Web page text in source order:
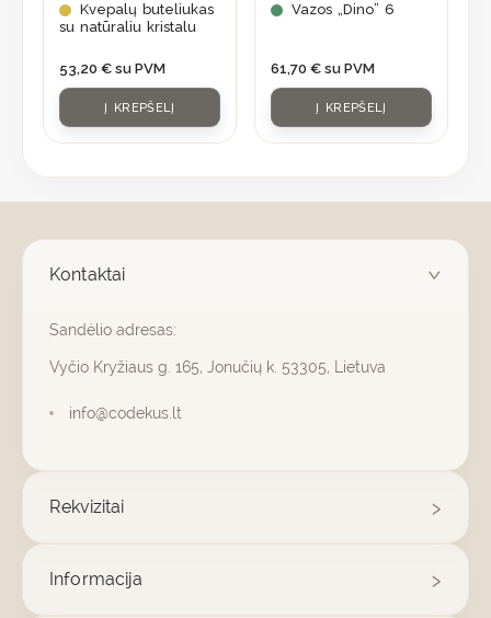
Kvepalų buteliukas
su natūraliu kristalu
53,20 € su PVM
Į KREPŠELĮ
Vazos „Dino” 6
61,70 € su PVM
Į KREPŠELĮ
Kontaktai
Sandėlio adresas:
Vyčio Kryžiaus g. 165, Jonučių k. 53305, Lietuva
info@codekus.lt
Rekvizitai
Informacija